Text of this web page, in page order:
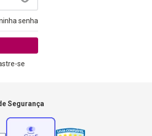
senha
se
Segurança